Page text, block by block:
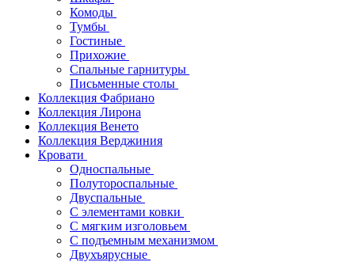
Комоды
Тумбы
Гостиные
Прихожие
Спальные гарнитуры
Письменные столы
Коллекция Фабриано
Коллекция Лирона
Коллекция Венето
Коллекция Верджиния
Кровати
Односпальные
Полутороспальные
Двуспальные
С элементами ковки
С мягким изголовьем
С подъемным механизмом
Двухъярусные